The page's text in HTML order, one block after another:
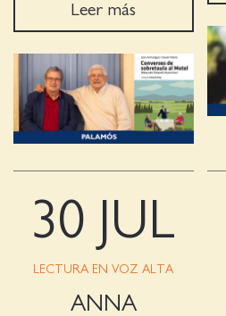
Leer más
30 JUL
LECTURA EN VOZ ALTA
ANNA